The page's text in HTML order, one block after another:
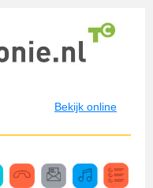
Bekijk online